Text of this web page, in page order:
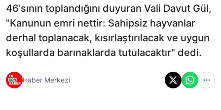
46'sının toplandığını duyuran Vali Davut Gül,
"Kanunun emri nettir: Sahipsiz hayvanlar
derhal toplanacak, kısırlaştırılacak ve uygun
koşullarda barınaklarda tutulacaktır" dedi.
Haber Merkezi